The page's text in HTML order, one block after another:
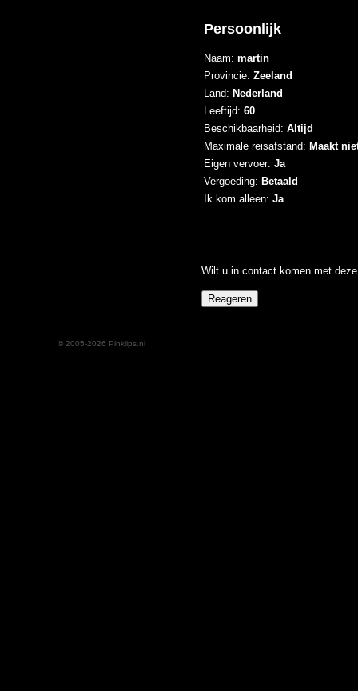
Persoonlijk
Naam: martin
Provincie: Zeeland
Land: Nederland
Leeftijd: 60
Beschikbaarheid: Altijd
Maximale reisafstand: Maakt
Eigen vervoer: Ja
Vergoeding: Betaald
Ik kom alleen: Ja
Wilt u in contact komen met
© 2005-2026 Pinklips.nl